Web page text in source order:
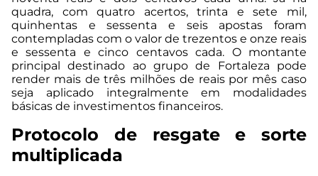
quadra, com quatro acertos, trinta e sete mil,
quinhentas e sessenta e seis apostas foram
contempladas com o valor de trezentos e onze reais
e sessenta e cinco centavos cada. O montante
principal destinado ao grupo de Fortaleza pode
render mais de três milhões de reais por mês caso
seja aplicado integralmente em modalidades
básicas de investimentos financeiros.
Protocolo de resgate e sorte
multiplicada